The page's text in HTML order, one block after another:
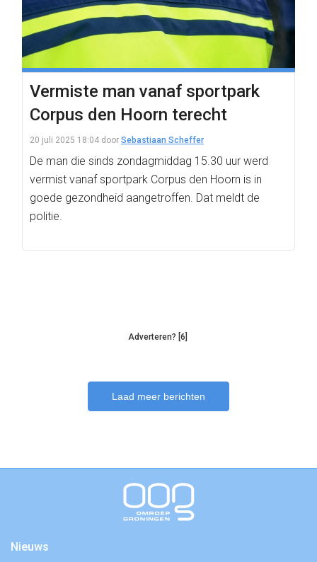
Vermiste man vanaf sportpark
Corpus den Hoorn terecht
20 juli 2025 18:04 door Sebastiaan Scheffer
De man die sinds zondagmiddag 15.30 uur werd
vermist vanaf sportpark Corpus den Hoorn is in
goede gezondheid aangetroffen. Dat meldt de
politie.
Adverteren? [6]
Laad meer berichten
Nieuws